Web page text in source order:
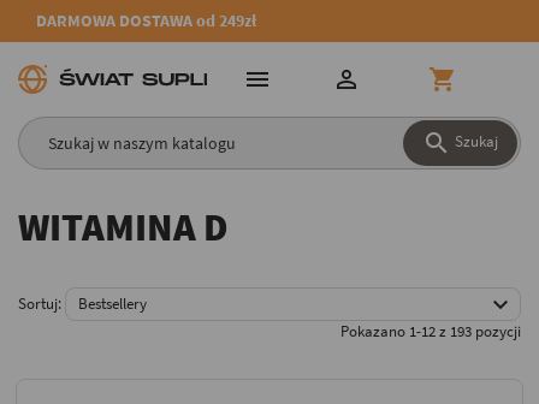
DARMOWA DOSTAWA od 249zł
 Szukaj
  
WITAMINA D
Sortuj: Bestsellery 
Pokazano 1-12 z 193 pozycji